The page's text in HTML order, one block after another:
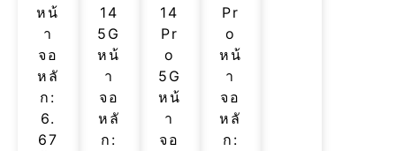
หน้
า
จอ
หลั
ก:
6.
67
14
5G
หน้
า
จอ
หลั
ก:
14
Pr
o
5G
หน้
า
จอ
Pr
o
หน้
า
จอ
หลั
ก: